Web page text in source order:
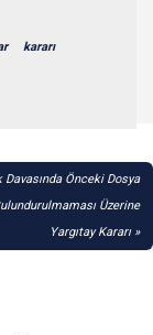
kararı
Davasında Önceki Dosya
Üzerine
Yargıtay Kararı